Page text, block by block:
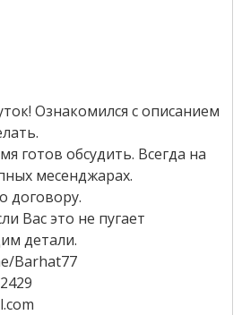
Ознакомился с описанием
готов обсудить. Всегда на
месенджарах.
договору.
Вас это не пугает
детали.
Barhat77